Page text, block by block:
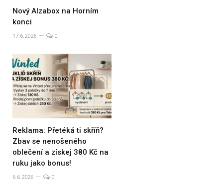
Nový Alzabox na Horním
konci
17.6.2026 0
Reklama: Přetéká ti skříň?
Zbav se nenošeného
oblečení a získej 380 Kč na
ruku jako bonus!
6.6.2026 0